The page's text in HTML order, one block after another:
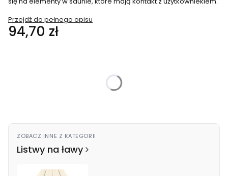
Przejdź do pełnego opisu
Cena
94,70 zł
ZOBACZ INNE Z KATEGORII
Listwy na ławy